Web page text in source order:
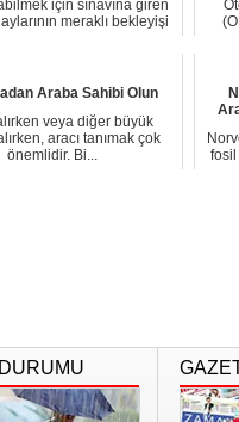
için sınavına giren
meraklı bekleyişi
Araba Sahibi Olun
veya diğer büyük
aracı tanımak çok
önemlidir. Bi...
fosil